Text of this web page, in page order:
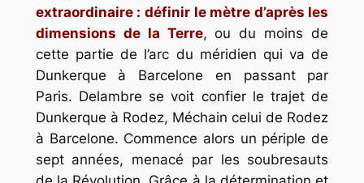
extraordinaire : définir le mètre d’après les
dimensions de la Terre, ou du moins de
cette partie de l’arc du méridien qui va de
Dunkerque à Barcelone en passant par
Paris. Delambre se voit confier le trajet de
Dunkerque à Rodez, Méchain celui de Rodez
à Barcelone. Commence alors un périple de
sept années, menacé par les soubresauts